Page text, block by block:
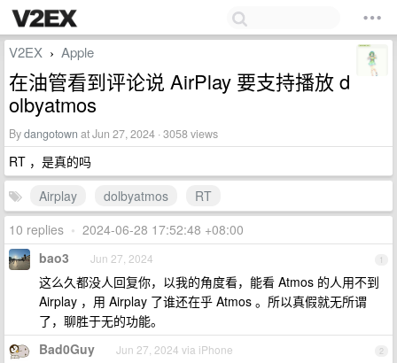
V2EX › Apple
在油管看到评论说 AirPlay 要支持播放 d
olbyatmos
Bydangotown at Jun 27, 2024 · 3058 views
RT ，是真的吗
Airplay
dolbyatmos
RT
10 replies • 2024-06-28 17:52:48 +08:00
1
bao3 Jun 27, 2024
这么久都没人回复你，以我的角度看，能看 Atmos 的人用不到
Airplay ，用 Airplay 了谁还在乎 Atmos 。所以真假就无所谓
了，聊胜于无的功能。
2
Bad0Guy Jun 27, 2024 via iPhone